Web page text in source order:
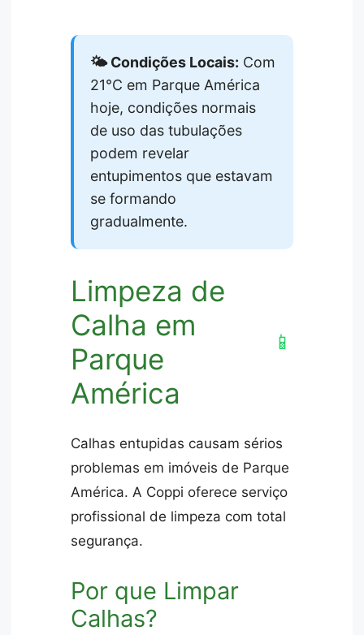
🌤️ Condições Locais: Com
21°C em Parque América
hoje, condições normais
de uso das tubulações
podem revelar
entupimentos que estavam
se formando
gradualmente.
Limpeza de
Calha em
Parque
América
📱
Calhas entupidas causam sérios
problemas em imóveis de Parque
América. A Coppi oferece serviço
profissional de limpeza com total
segurança.
Por que Limpar
Calhas?